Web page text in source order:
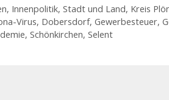
, Innenpolitik, Stadt und Land, Kreis
Virus, Dobersdorf, Gewerbesteuer,
, Schönkirchen, Selent